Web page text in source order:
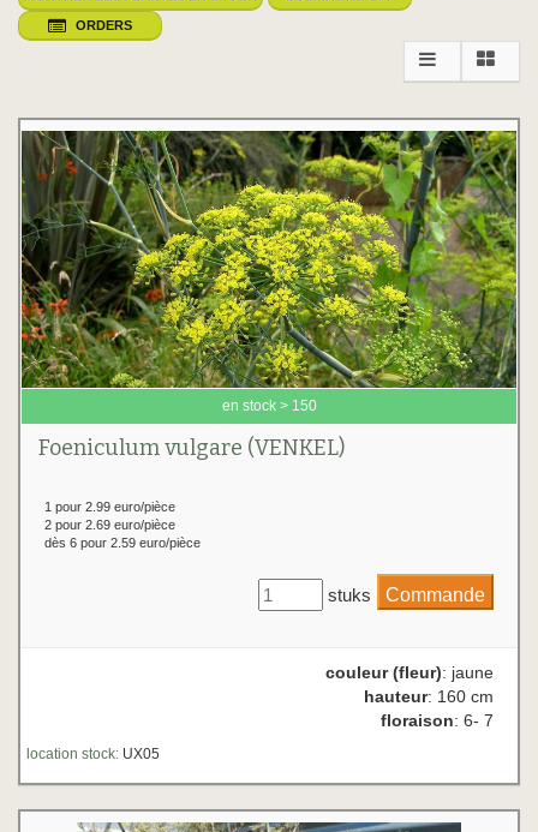
ORDERS
en stock > 150
Foeniculum vulgare (VENKEL)
1 pour 2.99 euro/pièce
2 pour 2.69 euro/pièce
dès 6 pour 2.59 euro/pièce
stuks
couleur (fleur): jaune
hauteur: 160 cm
floraison: 6- 7
location stock: UX05